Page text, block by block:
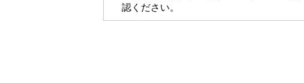
認ください。